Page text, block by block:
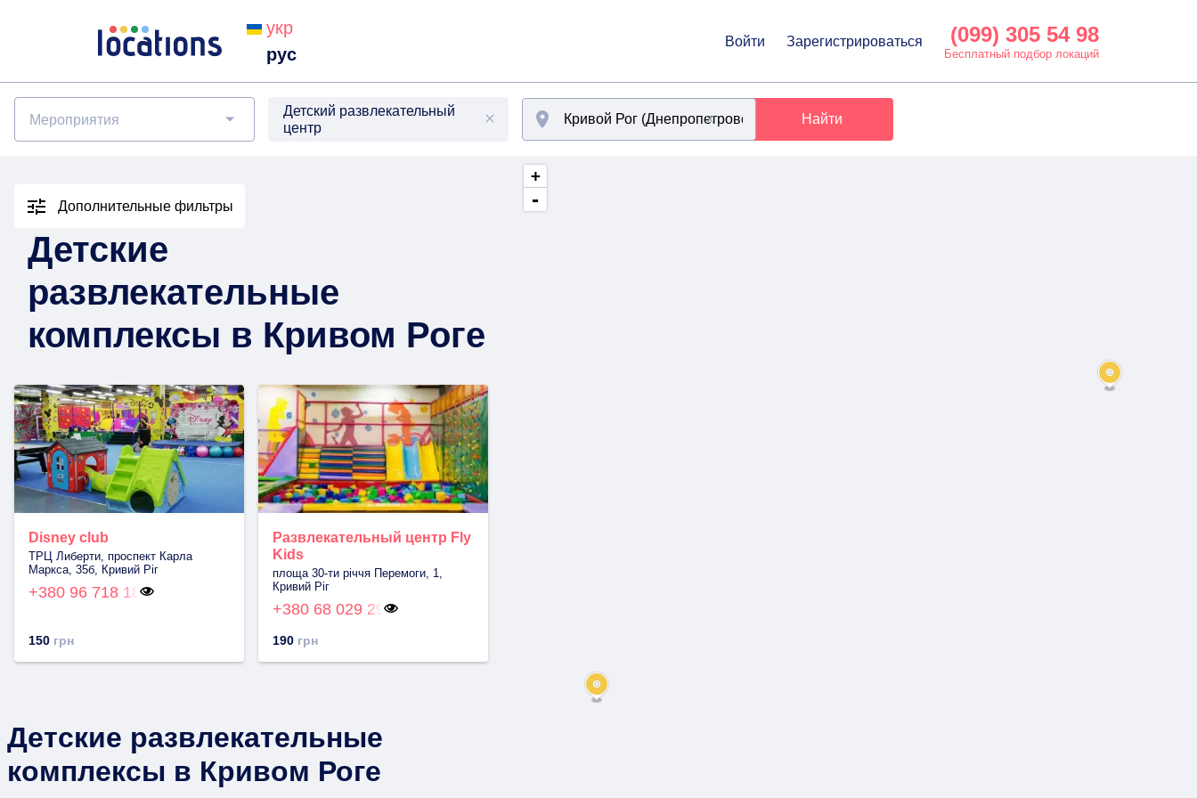
укр
рус
Войти Зарегистрироваться (099) 305 54 98
Бесплатный подбор локаций
Мероприятия
Детский развлекательный
центр
Найти
Дополнительные фильтры
Детские
развлекательные
комплексы в Кривом Роге
Disney club
ТРЦ Либерти, проспект Карла
Маркса, 35б, Кривий Ріг
+380 96 718 18
150 грн
Развлекательный центр Fly
Kids
площа 30-ти річчя Перемоги, 1,
Кривий Ріг
+380 68 029 29
190 грн
Детские развлекательные
комплексы в Кривом Роге
+
-